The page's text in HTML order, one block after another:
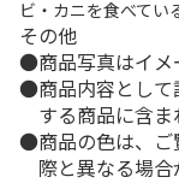
ビ・カニを食べてい
その他
商品写真はイメ
商品内容とし
する商品に含ま
商品の色は、
際と異なる場合